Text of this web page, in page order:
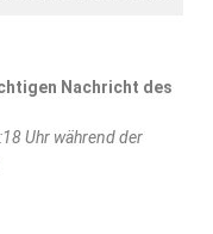
Nachricht des
Uhr während der